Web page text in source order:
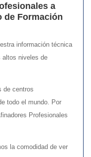
a
de Formación
información técnica
altos niveles de
de centros
todo el mundo. Por
Profesionales
la comodidad de ver